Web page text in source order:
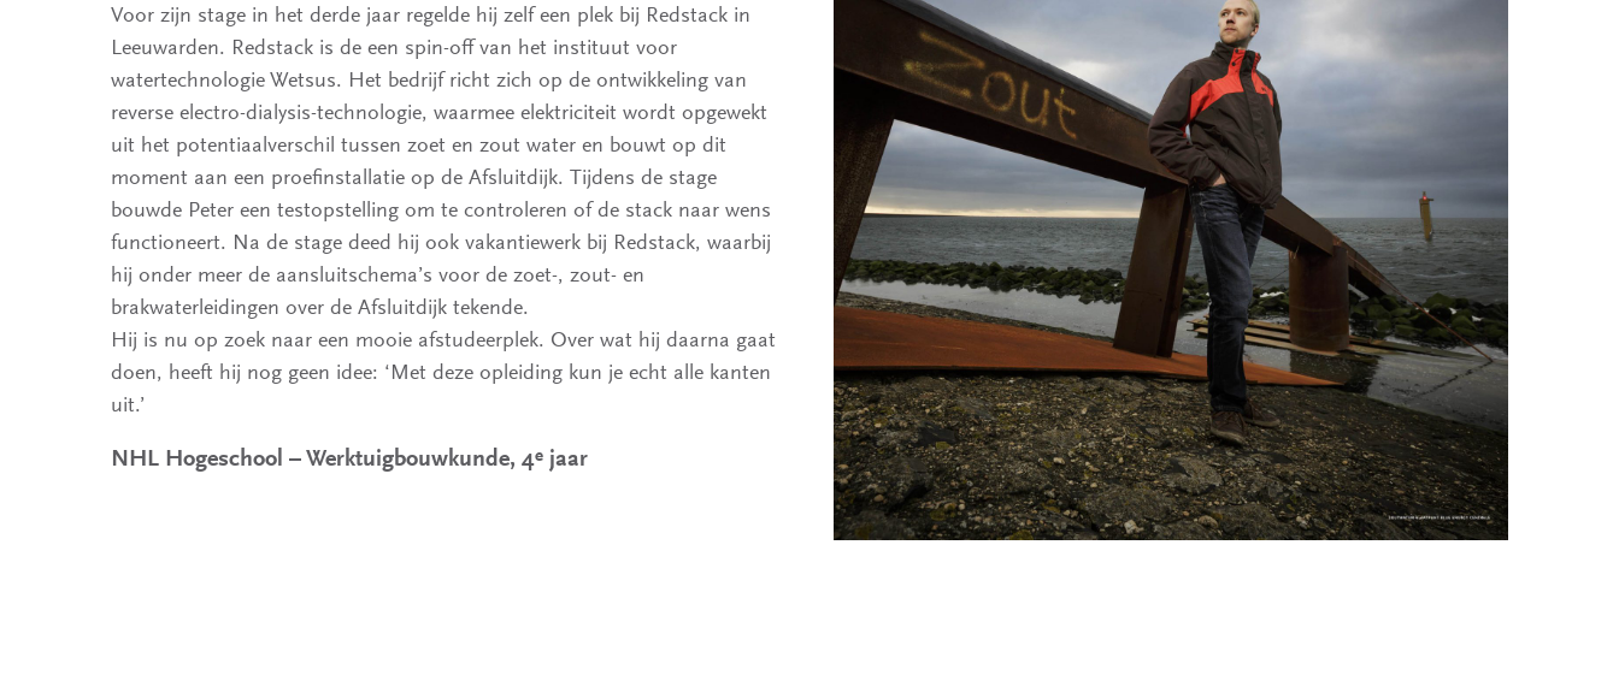
Voor zijn stage in het derde jaar regelde hij zelf een plek bij Redstack in
Leeuwarden. Redstack is de een spin-off van het instituut voor
watertechnologie Wetsus. Het bedrijf richt zich op de ontwikkeling van
reverse electro-dialysis-technologie, waarmee elektriciteit wordt opgewekt
uit het potentiaalverschil tussen zoet en zout water en bouwt op dit
moment aan een proefinstallatie op de Afsluitdijk. Tijdens de stage
bouwde Peter een testopstelling om te controleren of de stack naar wens
functioneert. Na de stage deed hij ook vakantiewerk bij Redstack, waarbij
hij onder meer de aansluitschema’s voor de zoet-, zout- en
brakwaterleidingen over de Afsluitdijk tekende.
Hij is nu op zoek naar een mooie afstudeerplek. Over wat hij daarna gaat
doen, heeft hij nog geen idee: ‘Met deze opleiding kun je echt alle kanten
uit.’
NHL Hogeschool – Werktuigbouwkunde, 4e jaar